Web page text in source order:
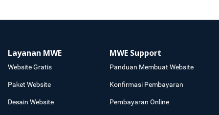
Layanan MWE
Website Gratis
Paket Website
Desain Website
MWE Support
Panduan Membuat Website
Konfirmasi Pembayaran
Pembayaran Online